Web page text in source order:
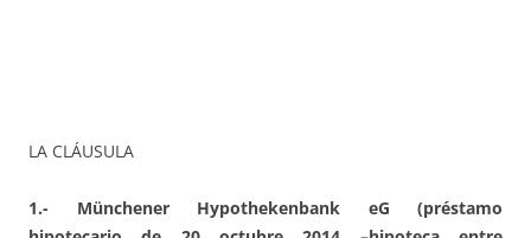
LA CLÁUSULA
1.- Münchener Hypothekenbank eG (préstamo